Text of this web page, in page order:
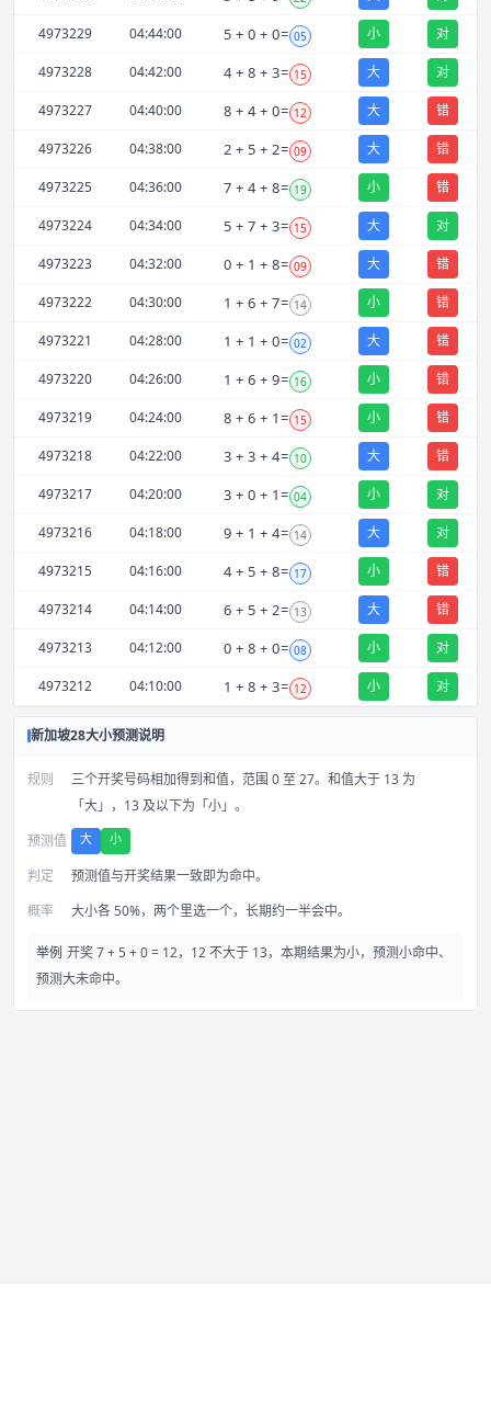
4973229 04:44:00 5 + 0 + 0= 05 小 对
4973228 04:42:00 4+ 8 + 3= 15 大 对
4973227 04:40:00 8 + 4+ 0= 12 大 错
4973226 04:38:00 2 + 5 + 2= 09 大 错
4973225 04:36:00 7 + 4+ 8= 19 小 错
4973224 04:34:00 5 + 7 + 3= 15 大 对
4973223 04:32:00 0 + 1 + 8= 09 大 错
4973222 04:30:00 1 + 6 + 7= 14 小 错
4973221 04:28:00 1 + 1 + 0= 02 大 错
4973220 04:26:00 1 + 6 + 9= 16 小 错
4973219 04:24:00 8 + 6 + 1= 15 小 错
4973218 04:22:00 3 + 3 + 4= 10 大 错
4973217 04:20:00 3 + 0 + 1= 04 小 对
4973216 04:18:00 9 + 1 + 4= 14 大 对
4973215 04:16:00 4+ 5 + 8= 17 小 错
4973214 04:14:00 6 + 5 + 2= 13 大 错
4973213 04:12:00 0 + 8 + 0= 08 小 对
4973212 04:10:00 1 + 8 + 3= 12 小 对
新加坡28大小预测说明
规则
三个开奖号码相加得到和值，范围 0 至 27。和值大于 13 为
「大」，13 及以下为「小」。
预测值
大 小
判定
预测值与开奖结果一致即为命中。
概率
大小各 50%，两个里选一个，长期约一半会中。
举例 开奖 7 + 5 + 0 = 12，12 不大于 13，本期结果为小，预测小命中、
预测大未命中。